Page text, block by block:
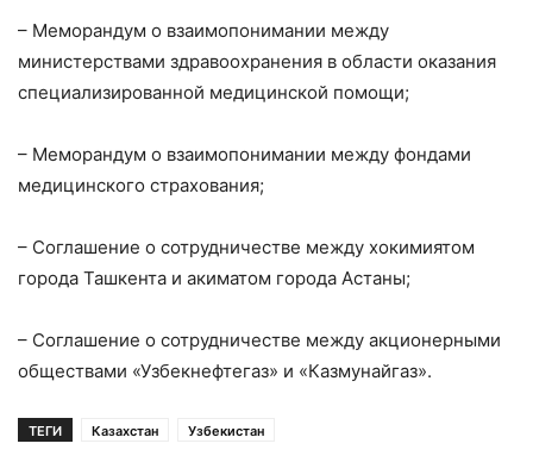
– Меморандум о взаимопонимании между
министерствами здравоохранения в области оказания
специализированной медицинской помощи;
– Меморандум о взаимопонимании между фондами
медицинского страхования;
– Соглашение о сотрудничестве между хокимиятом
города Ташкента и акиматом города Астаны;
– Соглашение о сотрудничестве между акционерными
обществами «Узбекнефтегаз» и «Казмунайгаз».
ТЕГИ Казахстан Узбекистан